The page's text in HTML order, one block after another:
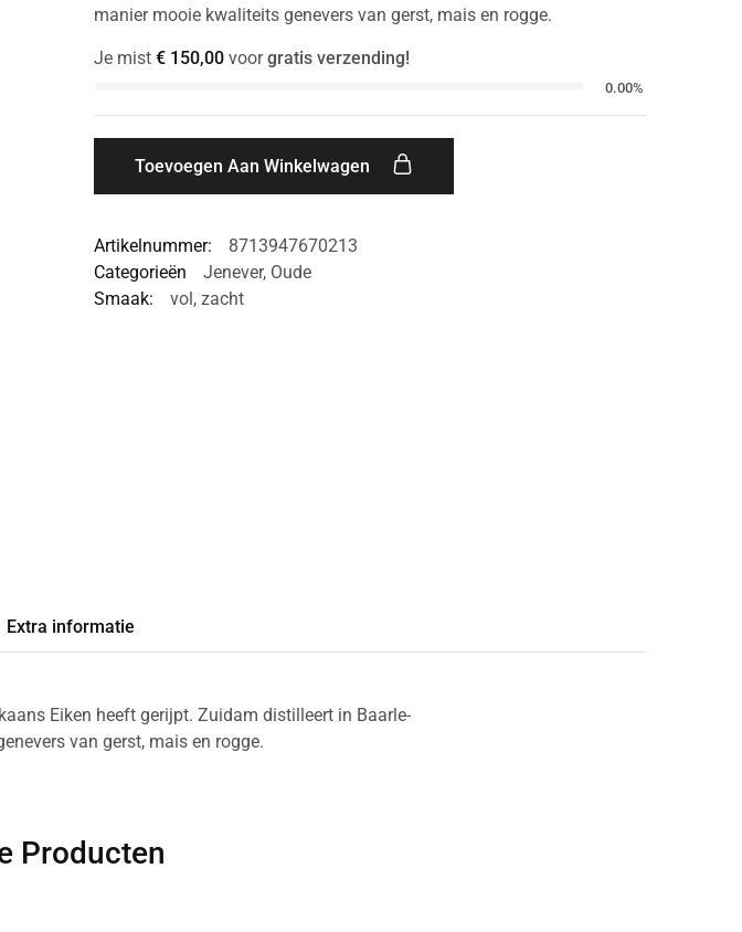
manier mooie kwaliteits genevers van gerst, mais en rogge.
Je mist €150,00voorgratis verzending!
0.00%
Toevoegen Aan Winkelwagen
Artikelnummer:
8713947670213
Categorieën
Jenever, Oude
Smaak:
vol, zacht
Extra informatie
Eiken heeft gerijpt. Zuidam distilleert in Baarle-
van gerst, mais en rogge.
Producten